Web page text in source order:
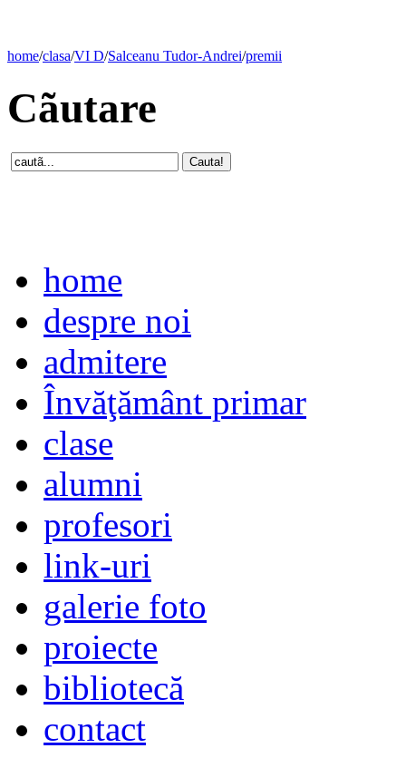
home/clasa/VI D/Salceanu Tudor-Andrei/premii
Cãutare
home
despre noi
admitere
Învăţământ primar
clase
alumni
profesori
link-uri
galerie foto
proiecte
bibliotecă
contact